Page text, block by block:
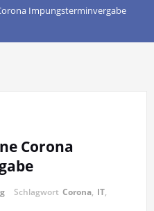
Impungsterminvergabe
Corona
Schlagwort Corona, IT,